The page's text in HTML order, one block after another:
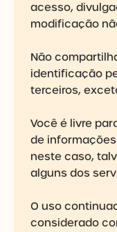
acesso,
modificação
Não
identificação
terceiros,
Você é livre
de
neste caso,
alguns dos
O uso
considerado